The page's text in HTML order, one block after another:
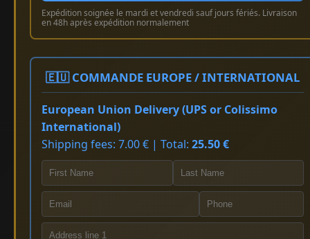
Expédition soignée le mardi et vendredi sauf jours fériés. Livraison
en 48h après expédition normalement
🇪🇺 COMMANDE EUROPE / INTERNATIONAL
European Union Delivery (UPS or Colissimo
International)
Shipping fees: 7.00 € | Total: 25.50 €